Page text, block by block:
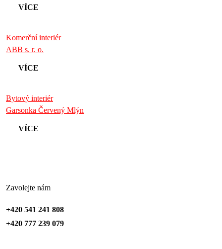
VÍCE
Komerční interiér
ABB s. r. o.
VÍCE
Bytový interiér
Garsonka Červený Mlýn
VÍCE
Zavolejte nám
+420 541 241 808
+420 777 239 079